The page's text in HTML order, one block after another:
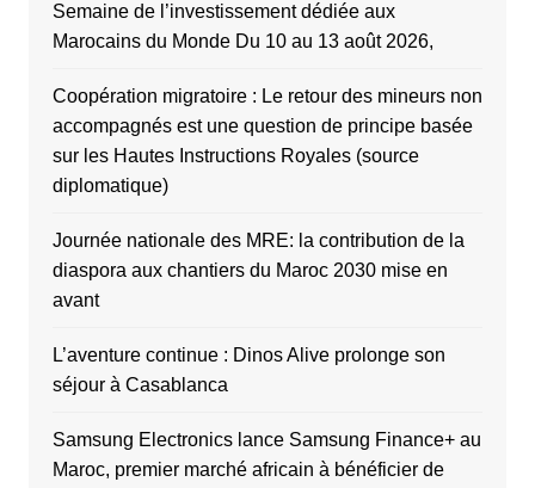
Semaine de l’investissement dédiée aux
Marocains du Monde Du 10 au 13 août 2026,
Coopération migratoire : Le retour des mineurs non
accompagnés est une question de principe basée
sur les Hautes Instructions Royales (source
diplomatique)
Journée nationale des MRE: la contribution de la
diaspora aux chantiers du Maroc 2030 mise en
avant
L’aventure continue : Dinos Alive prolonge son
séjour à Casablanca
Samsung Electronics lance Samsung Finance+ au
Maroc, premier marché africain à bénéficier de